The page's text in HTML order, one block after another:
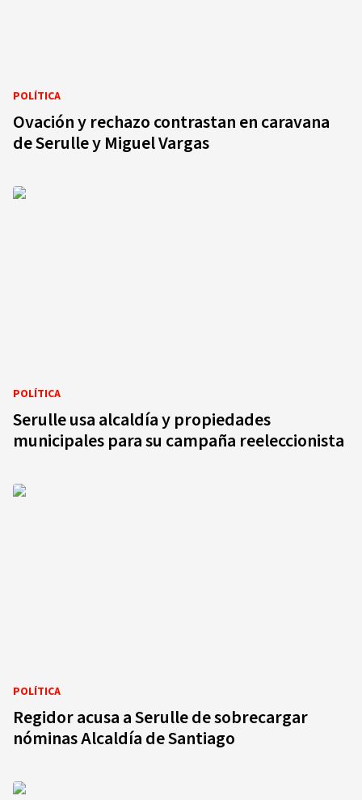
POLÍTICA
Ovación y rechazo contrastan en caravana
POLÍTICA
Serulle usa alcaldía y propiedades
municipales para su campaña reeleccionista
POLÍTICA
Regidor acusa a Serulle de sobrecargar
nóminas Alcaldía de Santiago